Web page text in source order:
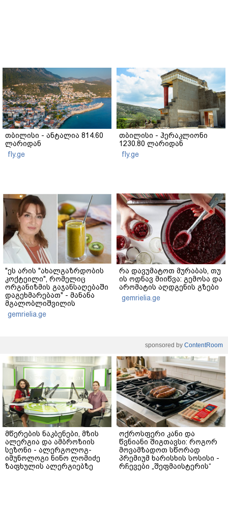
თბილისი - ანტალია 814.60
ლარიდან
fly.ge
თბილისი - ჰერაკლიონი
1230.80 ლარიდან
fly.ge
"ეს არის "ახალგაზრდობის
კოქტეილი", რომელიც
ორგანიზმის გაჯანსაღებაში
დაგეხმარებათ" - მანანა
მგალობლიშვილის
რეცეპტი
gemrielia.ge
რა დავუმატოთ მურაბას, თუ
ის ოდნავ მიიწვა: გემოსა და
არომატის აღდგენის გზები
gemrielia.ge
sponsored by ContentRoom
მწერების ნაკბენები, მზის
ალერგია და ამბროზიის
სეზონი - ალერგოლოგ-
იმუნოლოგი ნინო ლომიძე
ზაფხულის ალერგიებზე
ოქროსფერი კანი და
წვნიანი შიგთავსი: როგორ
მოვამზადოთ სწორად
პრემიუმ ხარისხის სოსისი -
რჩევები „შეფმაისტერის“